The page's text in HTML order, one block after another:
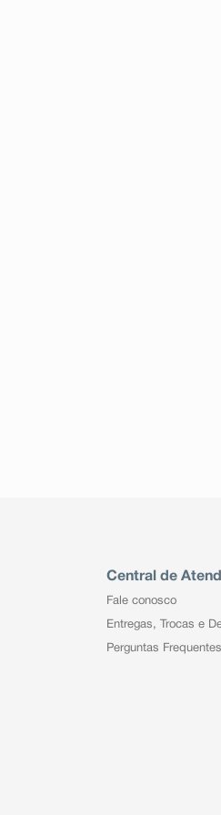
Central de
Fale conosco
Entregas, Trocas e
Perguntas Frequentes